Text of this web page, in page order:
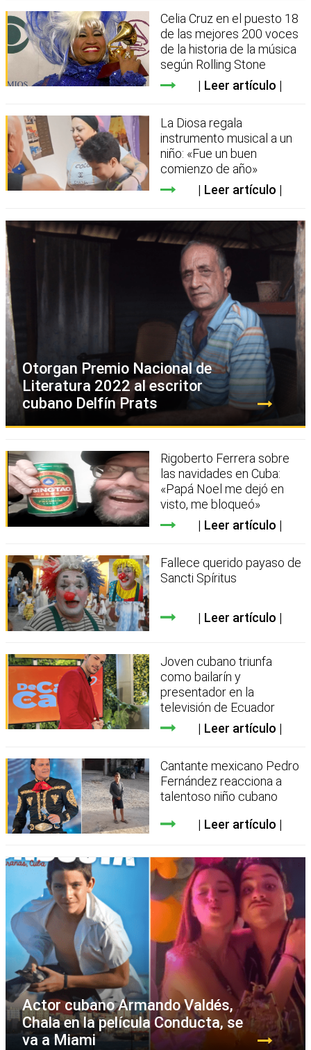
Celia Cruz en el puesto 18
de las mejores 200 voces
de la historia de la música
según Rolling Stone
Leer artículo
La Diosa regala
instrumento musical a un
niño: «Fue un buen
comienzo de año»
Leer artículo
Otorgan Premio Nacional de
Literatura 2022 al escritor
cubano Delfín Prats
Rigoberto Ferrera sobre
las navidades en Cuba:
«Papá Noel me dejó en
visto, me bloqueó»
Leer artículo
Fallece querido payaso de
Sancti Spíritus
Leer artículo
Joven cubano triunfa
como bailarín y
presentador en la
televisión de Ecuador
Leer artículo
Cantante mexicano Pedro
Fernández reacciona a
talentoso niño cubano
Leer artículo
Actor cubano Armando Valdés,
Chala en la película Conducta, se
va a Miami